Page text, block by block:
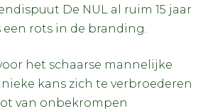
De NUL al ruim 15 jaar
een rots in de branding.
het schaarse mannelijke
kans zich te verbroederen
van onbekrompen